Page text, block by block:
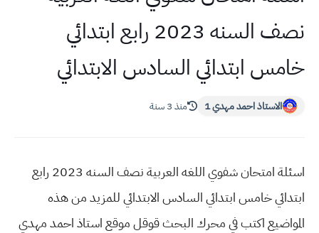
نصف السنه 2023 رابع ابتدائي
خامس ابتدائي السادس الابتدائي
الاستاذ احمد مهدي 1 منذ 3 سنة
اسئلة امتحان شفوي اللغه العربية نصف السنه 2023 رابع
ابتدائي خامس ابتدائي السادس الابتدائي للمزيد من هذه
المواضيع اكتب في محرك البحث قوقل موقع استاذ احمد مهدي